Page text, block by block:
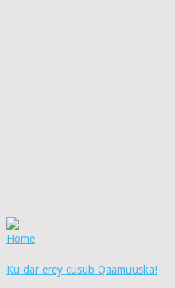
Home
Ku dar erey cusub Qaamuuska!